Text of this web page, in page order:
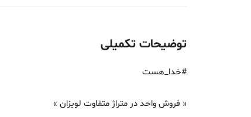
توضیحات تکمیلی
#خدا_هست
« فروش واحد در متراژ متفاوت لویزان »